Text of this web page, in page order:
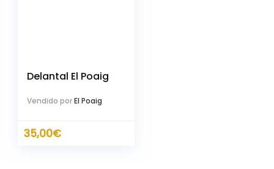
Delantal El Poaig
Vendido porEl Poaig
35,00€